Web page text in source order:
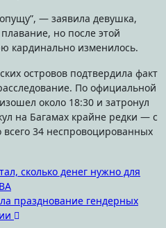
— заявила девушка,
но после этой
кардинально изменилось.
островов подтвердила факт
По официальной
около 18:30 и затронул
на Багамах крайне редки — с
всего 34 неспровоцированных
сколько денег нужно для
празднование гендерных